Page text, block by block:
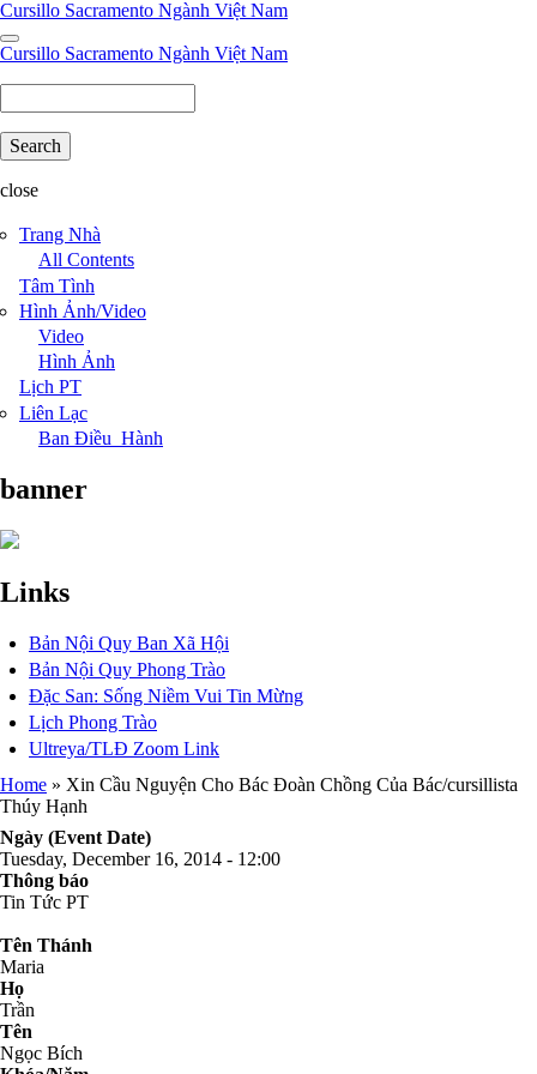
Skip
to
main
Cursillo Sacramento Ngành Việt Nam
Cursillo Sacramento Ngành Việt Nam
close
Trang Nhà
All Contents
Tâm Tình
Hình Ảnh/Video
Video
Hình Ảnh
Lịch PT
Liên Lạc
Ban Điều_Hành
banner
Links
Bản Nội Quy Ban Xã Hội
Bản Nội Quy Phong Trào
Đặc San: Sống Niềm Vui Tin Mừng
Lịch Phong Trào
Ultreya/TLĐ Zoom Link
Breadcrumb
Home
Xin Cầu Nguyện Cho Bác Đoàn Chồng Của Bác/cursillista
Thúy Hạnh
Ngày (Event Date)
Tuesday, December 16, 2014 - 12:00
Thông báo
Tin Tức PT
Tên Thánh
Maria
Họ
Trần
Tên
Ngọc Bích